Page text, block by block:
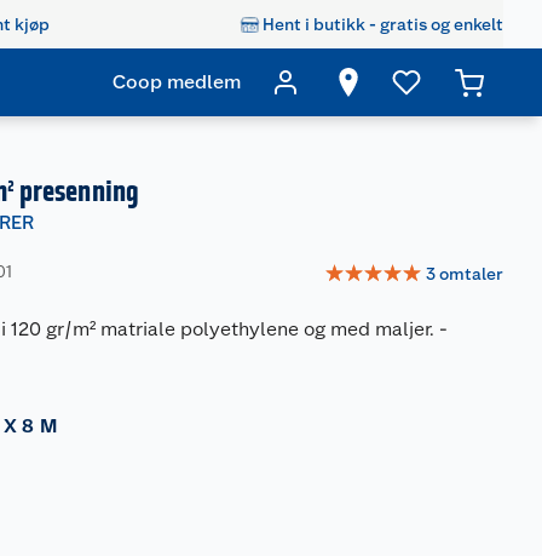
kjøp Hent i butikk - gratis og enkelt
Coop medlem
presenning
☆☆☆☆☆ 3omtaler
120 gr/m² matriale polyethylene og med maljer. -
8 M